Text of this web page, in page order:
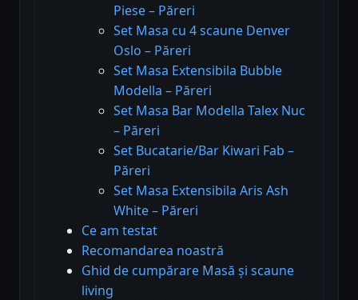
Piese – Păreri
Set Masa cu 4 scaune Denver
Oslo – Păreri
Set Masa Extensibila Bubble
Modella – Păreri
Set Masa Bar Modella Talex Nuc
– Păreri
Set Bucatarie/Bar Kiwari Fab –
Păreri
Set Masa Extensibila Aris Ash
White – Păreri
Ce am testat
Recomandarea noastră
Ghid de cumpărare Masă și scaune
living